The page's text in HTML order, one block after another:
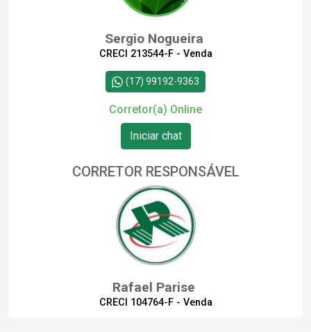
Sergio Nogueira
CRECI 213544-F - Venda
(17) 99192-9363
Corretor(a) Online
Iniciar chat
CORRETOR RESPONSÁVEL
Rafael Parise
CRECI 104764-F - Venda